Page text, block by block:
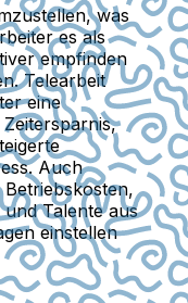
was
es als
empfinden
Telearbeit
eine
Auch
Talente aus
einstellen